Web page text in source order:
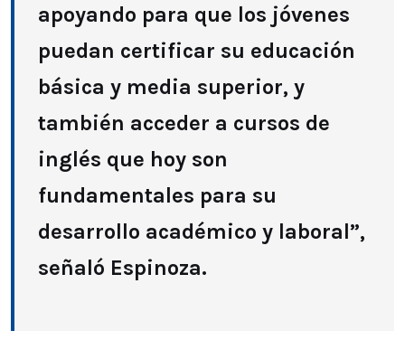
apoyando para que los jóvenes
puedan certificar su educación
básica y media superior, y
también acceder a cursos de
inglés que hoy son
fundamentales para su
desarrollo académico y laboral”,
señaló Espinoza.